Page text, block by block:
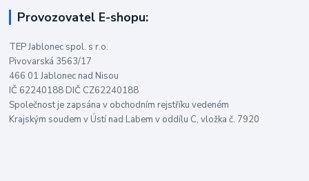
Provozovatel E-shopu:
TEP Jablonec spol. s r.o.
Pivovarská 3563/17
466 01 Jablonec nad Nisou
IČ 62240188 DIČ CZ62240188
Společnost je zapsána v obchodním rejstříku vedeném
Krajským soudem v Ústí nad Labem v oddílu C, vložka č. 7920